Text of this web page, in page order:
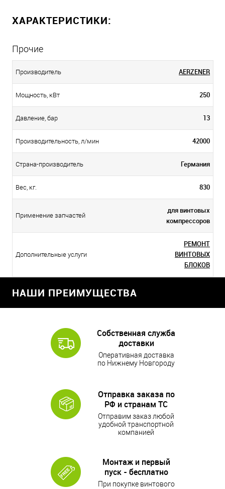
ХАРАКТЕРИСТИКИ:
Прочие
Производитель AERZENER
Мощность, кВт 250
Давление, бар 13
Производительность, л/мин 42000
Страна-производитель Германия
Вес, кг. 830
Применение запчастей
для винтовых
компрессоров
Дополнительные услуги
РЕМОНТ
ВИНТОВЫХ
БЛОКОВ
НАШИ ПРЕИМУЩЕСТВА
Собственная служба
доставки
Оперативная доставка
по Нижнему Новгороду
Отправка заказа по
РФ и странам ТС
Отправим заказ любой
удобной транспортной
компанией
Монтаж и первый
пуск - бесплатно
При покупке винтового